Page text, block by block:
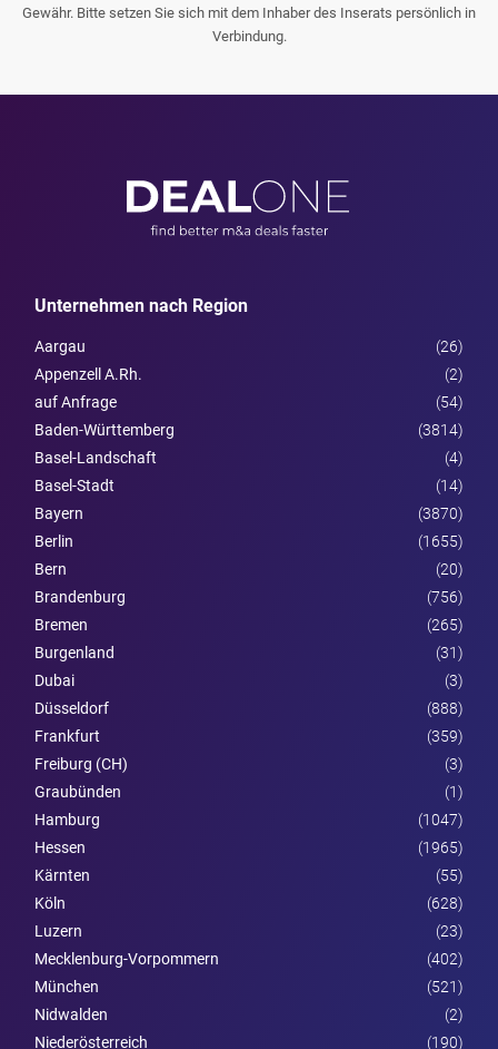
Gewähr. Bitte setzen Sie sich mit dem Inhaber des Inserats persönlich in
Verbindung.
Unternehmen nach Region
Aargau
(26)
Appenzell A.Rh.
(2)
auf Anfrage
(54)
Baden-Württemberg
(3814)
Basel-Landschaft
(4)
Basel-Stadt
(14)
Bayern
(3870)
Berlin
(1655)
Bern
(20)
Brandenburg
(756)
Bremen
(265)
Burgen­land
(31)
Dubai
(3)
Düsseldorf
(888)
Frankfurt
(359)
Freiburg (CH)
(3)
Graubünden
(1)
Hamburg
(1047)
Hessen
(1965)
Kärnten
(55)
Köln
(628)
Luzern
(23)
Mecklenburg-Vorpommern
(402)
München
(521)
Nidwalden
(2)
Nieder­österreich
(190)